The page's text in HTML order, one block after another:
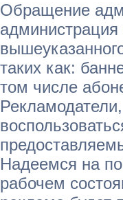
Обращение
таких как:
том числе
Надеемся на
рабочем